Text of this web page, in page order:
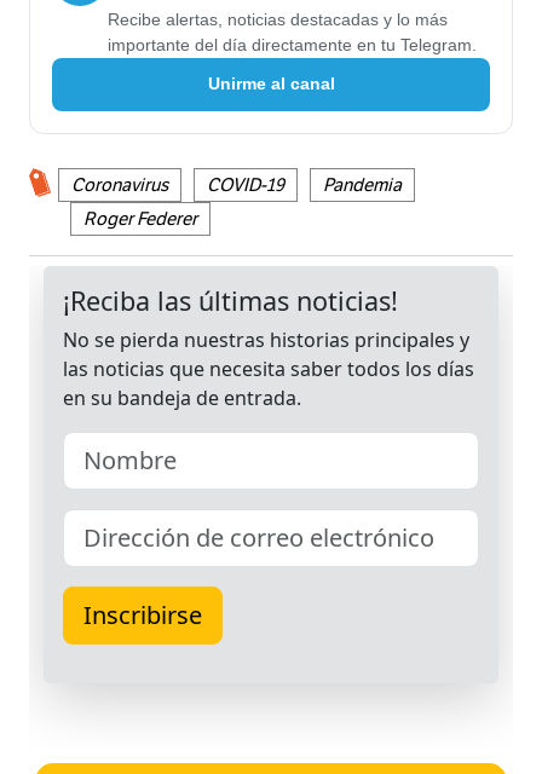
Recibe alertas, noticias destacadas y lo más
importante del día directamente en tu Telegram.
Unirme al canal
Coronavirus COVID-19
Pandemia
Roger Federer